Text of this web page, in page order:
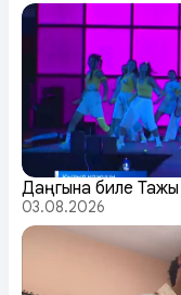
Даңгына биле Тажы
03.08.2026